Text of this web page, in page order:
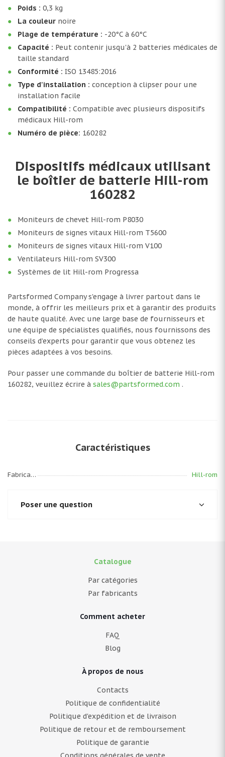
Poids : 0,3 kg
La couleur noire
Plage de température : -20°C à 60°C
Capacité : Peut contenir jusqu'à 2 batteries médicales de
taille standard
Conformité : ISO 13485:2016
Type d'installation : conception à clipser pour une
installation facile
Compatibilité : Compatible avec plusieurs dispositifs
médicaux Hill-rom
Numéro de pièce: 160282
Dispositifs médicaux utilisant
le boîtier de batterie Hill-rom
160282
Moniteurs de chevet Hill-rom P8030
Moniteurs de signes vitaux Hill-rom T5600
Moniteurs de signes vitaux Hill-rom V100
Ventilateurs Hill-rom SV300
Systèmes de lit Hill-rom Progressa
Partsformed Company s'engage à livrer partout dans le
monde, à offrir les meilleurs prix et à garantir des produits
de haute qualité. Avec une large base de fournisseurs et
une équipe de spécialistes qualifiés, nous fournissons des
conseils d’experts pour garantir que vous obtenez les
pièces adaptées à vos besoins.
Pour passer une commande du boîtier de batterie Hill-rom
160282, veuillez écrire à sales@partsformed.com .
Caractéristiques
Fabricant Hill-rom
Poser une question
Catalogue
Par catégories
Par fabricants
Comment acheter
FAQ
Blog
À propos de nous
Contacts
Politique de confidentialité
Politique d'expédition et de livraison
Politique de retour et de remboursement
Politique de garantie